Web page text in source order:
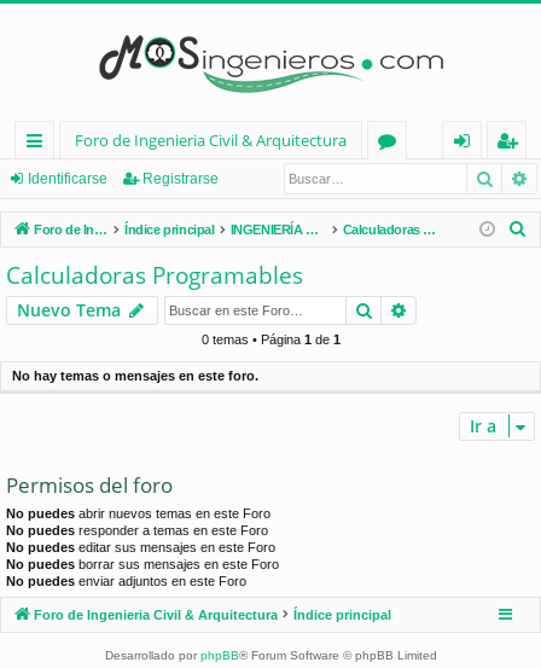
nl
ac
es
rá
pi
d
Foro de Ingenieria Civil & Arquitectura
os
nt
ifi
e
eg
ist
ra
Identificarse Registrarse
Foro de Ingenieria Civil & Arquitectura Índice principal INGENIERÍA CIVIL (España) Calculadoras Programables
r
Calculadoras Programables
Nuevo Tema Buscar
0 temas • Página 1de 1
No hay temas o mensajes en este foro.
Ir a
Permisos del foro
No puedes abrir nuevos temas en este Foro
No puedes responder a temas en este Foro
No puedes editar sus mensajes en este Foro
No puedes borrar sus mensajes en este Foro
No puedes enviar adjuntos en este Foro
Foro de Ingenieria Civil & Arquitectura Índice principal
Desarrollado por phpBB® Forum Software © phpBB Limited